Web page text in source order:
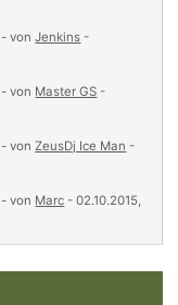
- vonJenkins -
- von Master GS -
- vonZeusDj Ice Man -
- von Marc - 02.10.2015,